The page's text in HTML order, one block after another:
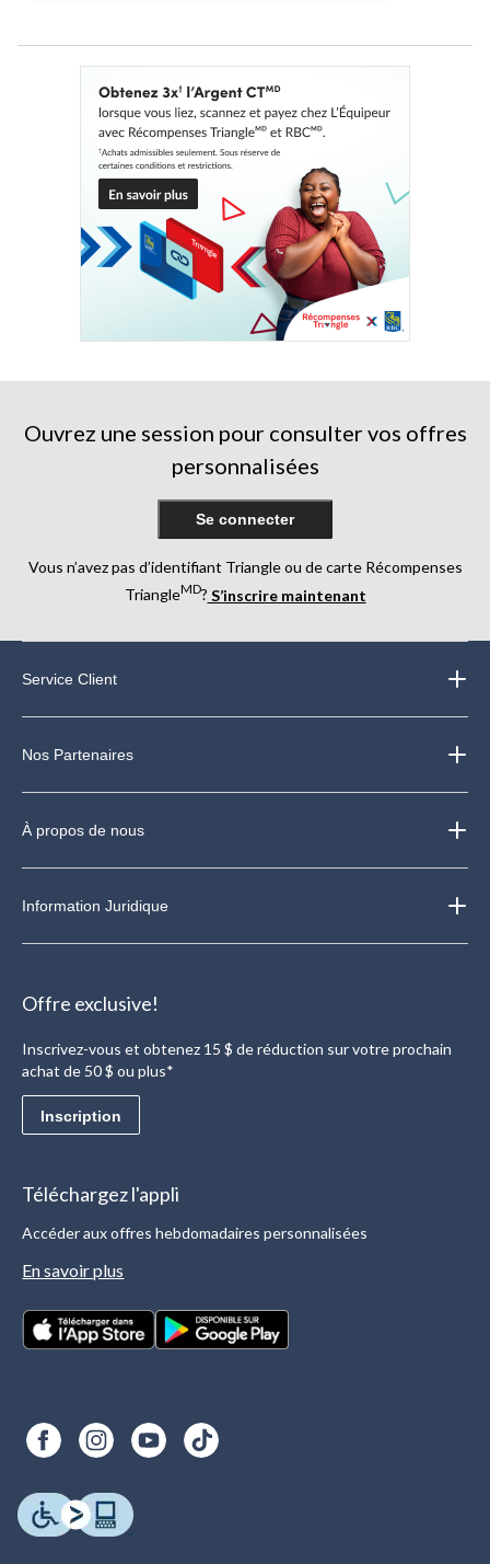
Ouvrez une session pour consulter vos offres
personnalisées
Se connecter
Vous n’avez pas d’identifiant Triangle ou de carte Récompenses
TriangleMD? S’inscrire maintenant
Service Client
Nos Partenaires
À propos de nous
Information Juridique
Offre exclusive!
Inscrivez-vous et obtenez 15 $ de réduction sur votre prochain
achat de 50 $ ou plus*
Inscription
Téléchargez l'appli
Accéder aux offres hebdomadaires personnalisées
En savoir plus